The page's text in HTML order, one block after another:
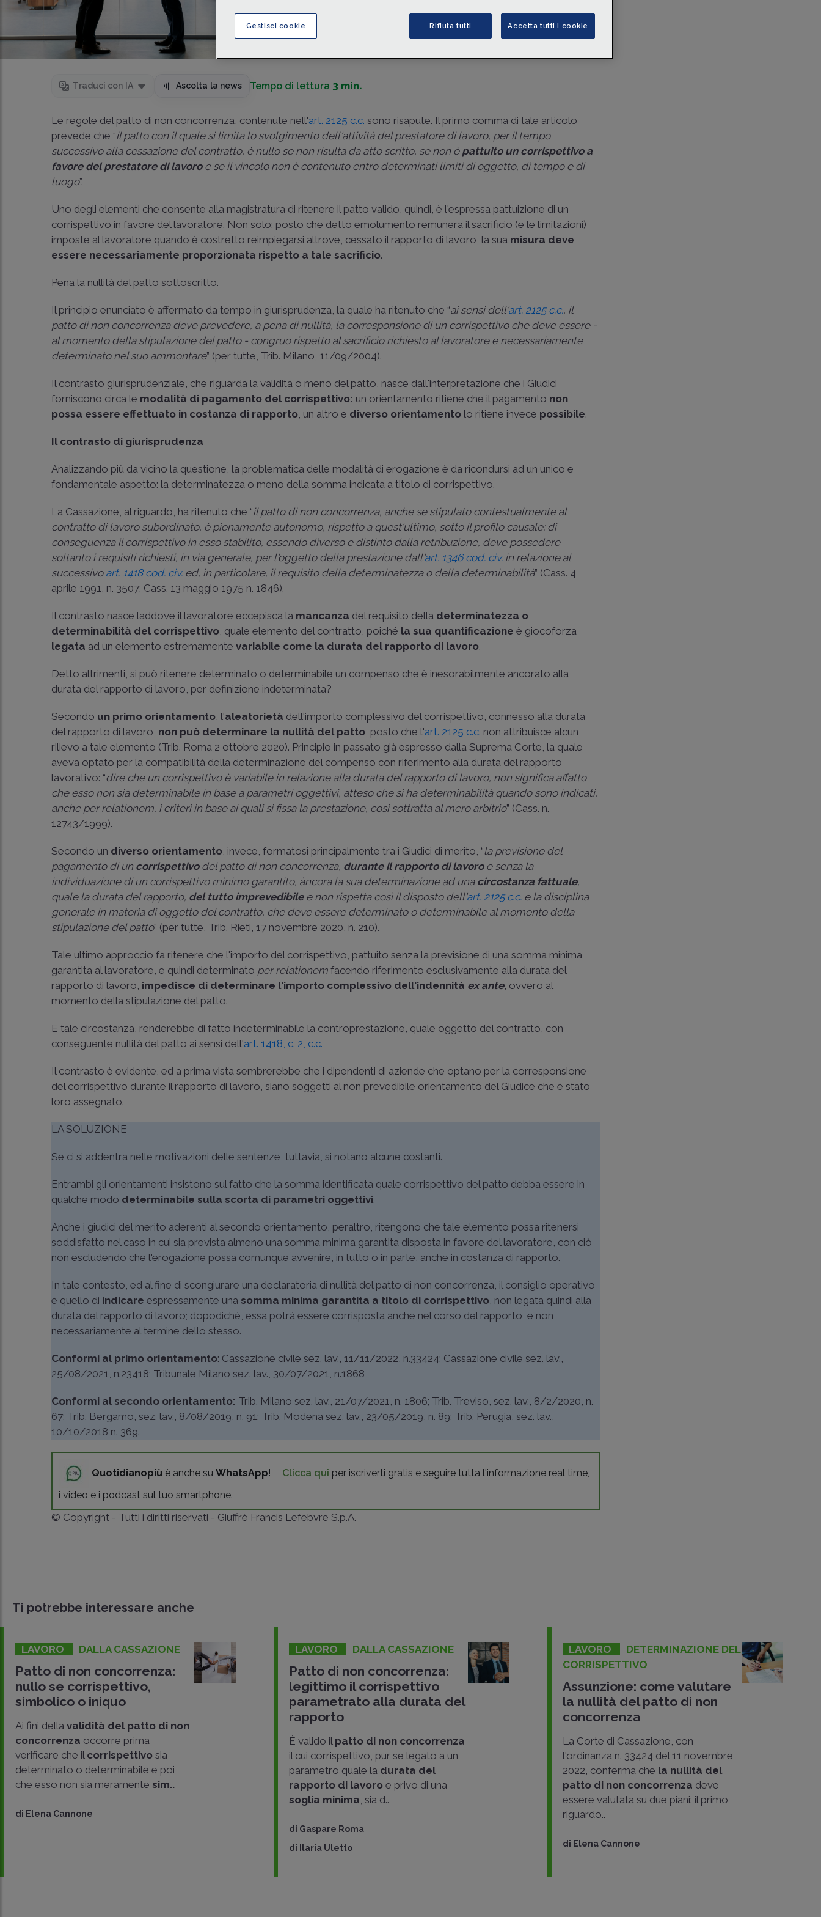
decisioni dei Giudici al riguardo, con un consiglio operativo.
Andrea Colombo
SU
Traduci con IA Ascolta la news Tempo di lettura 3 min.
Le regole del patto di non concorrenza, contenute nell'art. 2125 c.c. sono risapute. Il primo comma di tale articolo
prevede che “il patto con il quale si limita lo svolgimento dell'attività del prestatore di lavoro, per il tempo
successivo alla cessazione del contratto, è nullo se non risulta da atto scritto, se non è pattuito un corrispettivo a
favore del prestatore di lavoroe se il vincolo non è contenuto entro determinati limiti di oggetto, di tempo e di
luogo”.
Uno degli elementi che consente alla magistratura di ritenere il patto valido, quindi, è l'espressa pattuizione di un
corrispettivo in favore del lavoratore. Non solo: posto che detto emolumento remunera il sacrificio (e le limitazioni)
imposte al lavoratore quando è costretto reimpiegarsi altrove, cessato il rapporto di lavoro, la sua misura deve
essere necessariamente proporzionata rispetto a tale sacrificio.
Pena la nullità del patto sottoscritto.
Il principio enunciato è affermato da tempo in giurisprudenza, la quale ha ritenuto che “ai sensi dell'art. 2125 c.c., il
patto di non concorrenza deve prevedere, a pena di nullità, la corresponsione di un corrispettivo che deve essere -
al momento della stipulazione del patto - congruo rispetto al sacrificio richiesto al lavoratore e necessariamente
determinato nel suo ammontare” (per tutte, Trib. Milano, 11/09/2004).
Il contrasto giurisprudenziale, che riguarda la validità o meno del patto, nasce dall'interpretazione che i Giudici
forniscono circa le modalità di pagamento del corrispettivo: un orientamento ritiene che il pagamento non
possa essere effettuato in costanza di rapporto, un altro e diverso orientamento lo ritiene invece possibile.
Il contrasto di giurisprudenza
Analizzando più da vicino la questione, la problematica delle modalità di erogazione è da ricondursi ad un unico e
fondamentale aspetto: la determinatezza o meno della somma indicata a titolo di corrispettivo.
La Cassazione, al riguardo, ha ritenuto che “il patto di non concorrenza, anche se stipulato contestualmente al
contratto di lavoro subordinato, è pienamente autonomo, rispetto a quest'ultimo, sotto il profilo causale; di
conseguenza il corrispettivo in esso stabilito, essendo diverso e distinto dalla retribuzione, deve possedere
soltanto i requisiti richiesti, in via generale, per l'oggetto della prestazione dall'art. 1346 cod. civ. in relazione al
successivo art. 1418 cod. civ. ed, in particolare, il requisito della determinatezza o della determinabilità” (Cass. 4
aprile 1991, n. 3507; Cass. 13 maggio 1975 n. 1846).
Il contrasto nasce laddove il lavoratore eccepisca la mancanza del requisito della determinatezza o
determinabilità del corrispettivo, quale elemento del contratto, poiché la sua quantificazione è giocoforza
legata ad un elemento estremamentevariabile come la durata del rapporto di lavoro.
Detto altrimenti, si può ritenere determinato o determinabile un compenso che è inesorabilmente ancorato alla
durata del rapporto di lavoro, per definizione indeterminata?
Secondo un primo orientamento, l'aleatorietà dell'importo complessivo del corrispettivo, connesso alla durata
del rapporto di lavoro, non può determinare la nullità del patto, posto che l'art. 2125 c.c. non attribuisce alcun
rilievo a tale elemento (Trib. Roma 2 ottobre 2020). Principio in passato già espresso dalla Suprema Corte, la quale
aveva optato per la compatibilità della determinazione del compenso con riferimento alla durata del rapporto
lavorativo: “dire che un corrispettivo è variabile in relazione alla durata del rapporto di lavoro, non significa affatto
che esso non sia determinabile in base a parametri oggettivi, atteso che si ha determinabilità quando sono indicati,
anche per relationem, i criteri in base ai quali si fissa la prestazione, così sottratta al mero arbitrio” (Cass. n.
12743/1999).
Secondo un diverso orientamento, invece, formatosi principalmente tra i Giudici di merito, “la previsione del
pagamento di un corrispettivodel patto di non concorrenza, durante il rapporto di lavoroe senza la
individuazione di un corrispettivo minimo garantito, àncora la sua determinazione ad una circostanza fattuale,
quale la durata del rapporto, del tutto imprevedibilee non rispetta così il disposto dell'art. 2125 c.c. e la disciplina
generale in materia di oggetto del contratto, che deve essere determinato o determinabile al momento della
stipulazione del patto” (per tutte, Trib. Rieti, 17 novembre 2020, n. 210).
Tale ultimo approccio fa ritenere che l'importo del corrispettivo, pattuito senza la previsione di una somma minima
garantita al lavoratore, e quindi determinato per relationem facendo riferimento esclusivamente alla durata del
rapporto di lavoro, impedisce di determinare l'importo complessivo dell'indennità ex ante, ovvero al
momento della stipulazione del patto.
E tale circostanza, renderebbe di fatto indeterminabile la controprestazione, quale oggetto del contratto, con
conseguente nullità del patto ai sensi dell'art. 1418, c. 2, c.c.
Il contrasto è evidente, ed a prima vista sembrerebbe che i dipendenti di aziende che optano per la corresponsione
del corrispettivo durante il rapporto di lavoro, siano soggetti al non prevedibile orientamento del Giudice che è stato
loro assegnato.
LA SOLUZIONE
Se ci si addentra nelle motivazioni delle sentenze, tuttavia, si notano alcune costanti.
Entrambi gli orientamenti insistono sul fatto che la somma identificata quale corrispettivo del patto debba essere in
qualche modo determinabile sulla scorta di parametri oggettivi.
Anche i giudici del merito aderenti al secondo orientamento, peraltro, ritengono che tale elemento possa ritenersi
soddisfatto nel caso in cui sia prevista almeno una somma minima garantita disposta in favore del lavoratore, con ciò
non escludendo che l'erogazione possa comunque avvenire, in tutto o in parte, anche in costanza di rapporto.
In tale contesto, ed al fine di scongiurare una declaratoria di nullità del patto di non concorrenza, il consiglio operativo
è quello di indicareespressamente una somma minima garantita a titolo di corrispettivo, non legata quindi alla
durata del rapporto di lavoro; dopodiché, essa potrà essere corrisposta anche nel corso del rapporto, e non
necessariamente al termine dello stesso.
Conformi al primo orientamento: Cassazione civile sez. lav., 11/11/2022, n.33424; Cassazione civile sez. lav.,
25/08/2021, n.23418; Tribunale Milano sez. lav., 30/07/2021, n.1868
Conformi al secondo orientamento: Trib. Milano sez. lav., 21/07/2021, n. 1806; Trib. Treviso, sez. lav., 8/2/2020, n.
67; Trib. Bergamo, sez. lav., 8/08/2019, n. 91; Trib. Modena sez. lav., 23/05/2019, n. 89; Trib. Perugia, sez. lav.,
10/10/2018 n. 369.
Quotidianopiù è anche suWhatsApp! Clicca qui per iscriverti gratis e seguire tutta l'informazione real time,
i video e i podcast sul tuo smartphone.
© Copyright - Tutti i diritti riservati - Giuffrè Francis Lefebvre S.p.A.
Ti potrebbe interessare anche
LAVORO DALLA CASSAZIONE
Patto di non concorrenza:
nullo se corrispettivo,
simbolico o iniquo
Ai fini della validità del patto di non
concorrenza occorre prima
verificare che il corrispettivo sia
determinato o determinabile e poi
che esso non sia meramente sim..
di Elena Cannone
LAVORO DALLA CASSAZIONE
Patto di non concorrenza:
legittimo il corrispettivo
parametrato alla durata del
rapporto
È valido il patto di non concorrenza
il cui corrispettivo, pur se legato a un
parametro quale la durata del
rapporto di lavoro e privo di una
soglia minima, sia d..
di Gaspare Roma
di
Ilaria Uletto
LAVORO
DETERMINAZIONE DEL
CORRISPETTIVO
Assunzione: come valutare
la nullità del patto di non
concorrenza
La Corte di Cassazione, con
l'ordinanza n. 33424 del 11 novembre
2022, conferma che la nullità del
patto di non concorrenza deve
essere valutata su due piani: il primo
riguardo..
di Elena Cannone
Gestisci cookie Rifiuta tutti Accetta tutti i cookie